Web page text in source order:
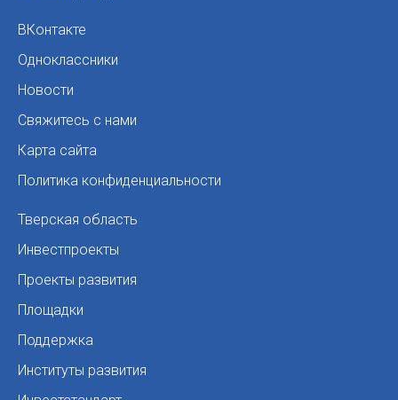
ВКонтакте
Одноклассники
Новости
Свяжитесь с нами
Карта сайта
Политика конфиденциальности
Тверская область
Инвестпроекты
Проекты развития
Площадки
Поддержка
Институты развития